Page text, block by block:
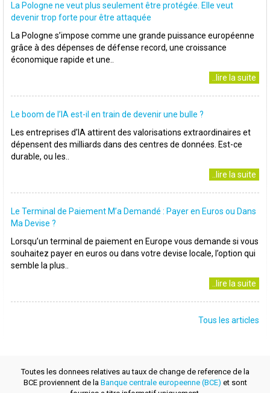
La Pologne ne veut plus seulement être protégée. Elle veut
devenir trop forte pour être attaquée
La Pologne s’impose comme une grande puissance européenne
grâce à des dépenses de défense record, une croissance
économique rapide et une..
..lire la suite
Le boom de l’IA est-il en train de devenir une bulle ?
Les entreprises d’IA attirent des valorisations extraordinaires et
dépensent des milliards dans des centres de données. Est-ce
durable, ou les..
..lire la suite
Le Terminal de Paiement M’a Demandé : Payer en Euros ou Dans
Ma Devise ?
Lorsqu’un terminal de paiement en Europe vous demande si vous
souhaitez payer en euros ou dans votre devise locale, l’option qui
semble la plus..
..lire la suite
Tous les articles
Toutes les donnees relatives au taux de change de reference de la
BCE proviennent de la Banque centrale europeenne (BCE) et sont